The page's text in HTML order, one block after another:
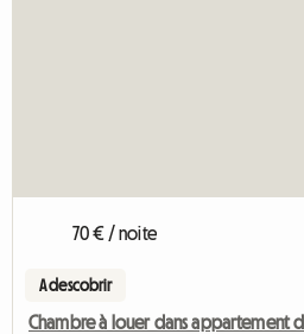
70 € / noite
A descobrir
Chambre à louer dans appartement